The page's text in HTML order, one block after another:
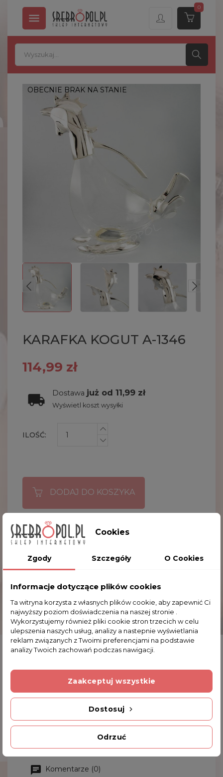

0
OBECNIE BRAK NA STANIE
KARAFKA KOGUT A-1346
114,99 zł
Dostawa już od 11,99 zł
Wyświetl koszt wysyłki
ILOŚĆ:
DODAJ DO KOSZYKA
Obecnie brak na stanie
OPIS
SZCZEGÓŁY PRODUKTU
Karafka kształtem przypominająca koguta
wykonana z metalu pokrytego warstwą srebra.
Nadaje się na każdy rodzaj napojów. Zapraszamy
do zakupu.
Wymiary:25.5x20.0 cm
metal posrebrzany, szkło
Pojemność:~1 litr
Komentarze (0)
Cookies
Zgody Szczegóły O Cookies
Informacje dotyczące plików cookies
Ta witryna korzysta z własnych plików cookie, aby zapewnić Ci
najwyższy poziom doświadczenia na naszej stronie .
Wykorzystujemy również pliki cookie stron trzecich w celu
ulepszenia naszych usług, analizy a nastepnie wyświetlania
reklam związanych z Twoimi preferencjami na podstawie
analizy Twoich zachowań podczas nawigacji.
Odrzuć
Dostosuj
Zaakceptuj wszystkie